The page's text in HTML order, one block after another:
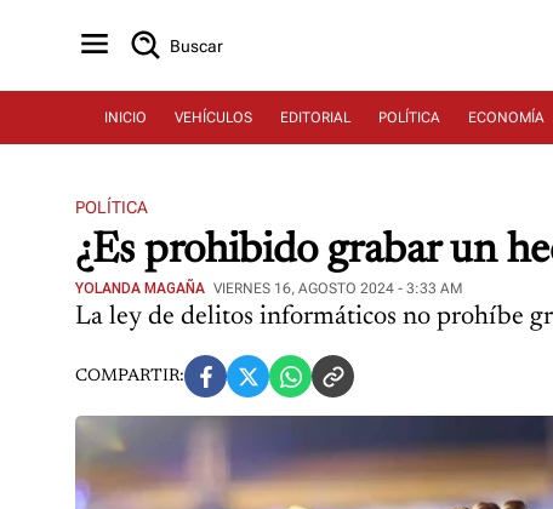
Buscar
INICIO VEHÍCULOS EDITORIAL POLÍTICA ECONOMÍA
POLÍTICA
¿Es prohibido grabar un
YOLANDA MAGAÑA VIERNES 16, AGOSTO 2024 - 3:33 AM
La ley de delitos informáticos no prohíbe
COMPARTIR: